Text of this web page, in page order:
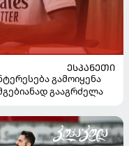
ᲔᲡᲞᲐᲜᲔᲗᲘ
გამოიყენა
გააგრძელა